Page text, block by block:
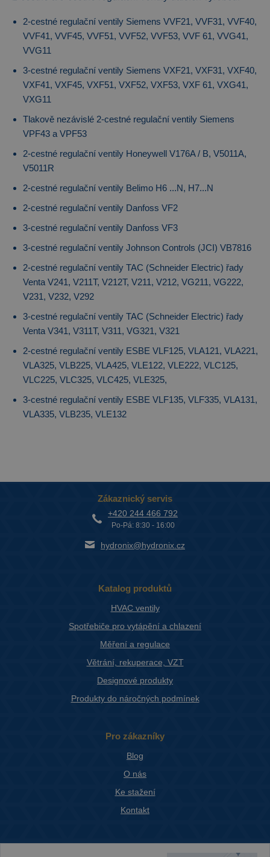
2-cestné regulační ventily Siemens VVF21, VVF31, VVF40,
VVF41, VVF45, VVF51, VVF52, VVF53, VVF 61, VVG41,
VVG11
3-cestné regulační ventily Siemens VXF21, VXF31, VXF40,
VXF41, VXF45, VXF51, VXF52, VXF53, VXF 61, VXG41,
VXG11
Tlakově nezávislé 2-cestné regulační ventily Siemens
VPF43 a VPF53
2-cestné regulační ventily Honeywell V176A / B, V5011A,
V5011R
2-cestné regulační ventily Belimo H6 ...N, H7...N
2-cestné regulační ventily Danfoss VF2
3-cestné regulační ventily Danfoss VF3
3-cestné regulační ventily Johnson Controls (JCI) VB7816
2-cestné regulační ventily TAC (Schneider Electric) řady
Venta V241, V211T, V212T, V211, V212, VG211, VG222,
V231, V232, V292
3-cestné regulační ventily TAC (Schneider Electric) řady
Venta V341, V311T, V311, VG321, V321
2-cestné regulační ventily ESBE VLF125, VLA121, VLA221,
VLA325, VLB225, VLA425, VLE122, VLE222, VLC125,
VLC225, VLC325, VLC425, VLE325,
3-cestné regulační ventily ESBE VLF135, VLF335, VLA131,
VLA335, VLB235, VLE132
Zákaznický servis
+420 244 466 792
Po-Pá: 8:30 - 16:00
hydronix@hydronix.cz
Katalog produktů
HVAC ventily
Spotřebiče pro vytápění a chlazení
Měření a regulace
Větrání, rekuperace, VZT
Designové produkty
Produkty do náročných podmínek
Pro zákazníky
Blog
O nás
Ke stažení
Kontakt